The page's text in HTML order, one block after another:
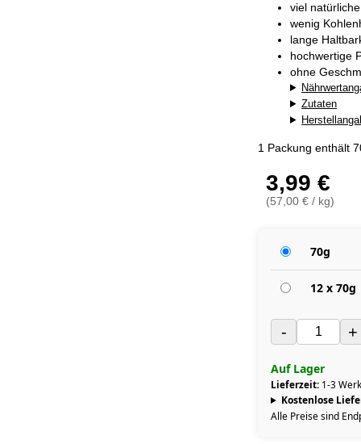
viel
wenig
lange
hochwertige
ohne
Zutaten
1 Packung enthält
3,99 €
(57,00 € / kg)
70g
12 x 70g
- +
Auf Lager
Lieferzeit: 1-3
Kostenlose
Alle Preise sind